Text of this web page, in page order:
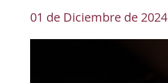
01 de Diciembre de 2024